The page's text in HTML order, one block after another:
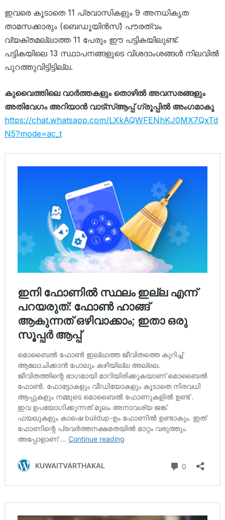
ഇവരെ കൂടാതെ 11 പ്രവാസികളും 9 അനധികൃത
താമസക്കാരും (ബെഡൂയിൻസ്) പൗരത്വം
വ്യക്തമല്ലാത്ത 11 പേരും ഈ പട്ടികയിലുണ്ട്.
പട്ടികയിലെ 13 സ്ഥാപനങ്ങളുടെ വിശദാംശങ്ങൾ നിലവിൽ
പുറത്തുവിട്ടിട്ടില്ല.
കുവൈത്തിലെ വാർത്തകളും തൊഴിൽ അവസരങ്ങളും
അതിവേഗം അറിയാൻ വാട്സ്ആപ്പ് ഗ്രൂപ്പിൽ അംഗമാകൂ
https://chat.whatsapp.com/LXkAQWFENhKJ0MX7QxTd
N5?mode=ac_t